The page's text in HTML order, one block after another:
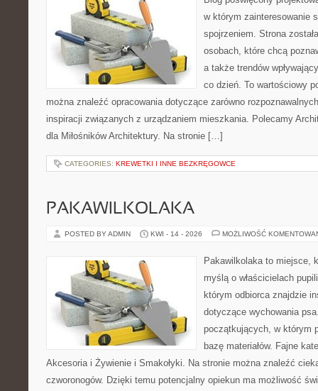
w którym zainteresowanie
spojrzeniem. Strona
osobach, które chcą
a także trendów
co dzień. To wartościowy
można znaleźć opracowania dotyczące zarówno
inspiracji związanych z urządzaniem mieszkania. Polecamy
dla Miłośników Architektury. Na stronie […]
CATEGORIES: KREWETKI I INNE BEZKRĘGOWCE
PAKAWILKOLAKA
POSTED BY ADMIN KWI - 14 - 2026 MOŻLIWOŚĆ
Pakawilkolaka to miejsce,
myślą o właścicielach
którym odbiorca znajdzie
dotyczące wychowania
początkujących, w którym
bazę materiałów. Fajne
Akcesoria i Żywienie i Smakołyki. Na stronie można znaleźć
czworonogów. Dzięki temu potencjalny opiekun ma możliwość